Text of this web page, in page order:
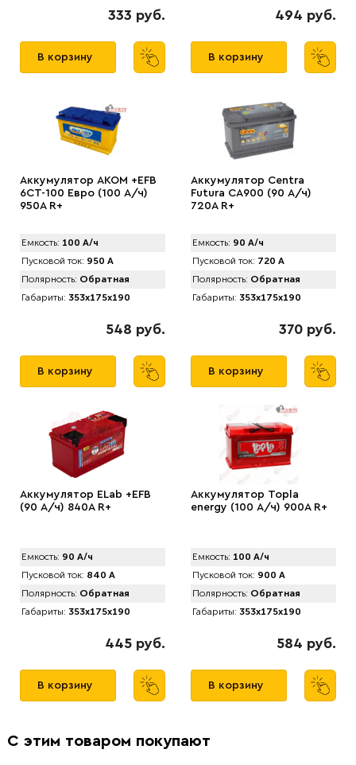
333 руб.
В корзину
494 руб.
В корзину
Аккумулятор AКОМ +EFB
6CT-100 Евро (100 А/ч)
950А R+
Емкость: 100 А/ч
Пусковой ток: 950 А
Полярность: Обратная
Габариты: 353x175x190
548 руб.
В корзину
Аккумулятор Centra
Futura CA900 (90 А/ч)
720А R+
Емкость: 90 А/ч
Пусковой ток: 720 А
Полярность: Обратная
Габариты: 353x175x190
370 руб.
В корзину
Аккумулятор ELab +EFB
(90 А/ч) 840A R+
Емкость: 90 А/ч
Пусковой ток: 840 А
Полярность: Обратная
Габариты: 353x175x190
445 руб.
В корзину
Аккумулятор Topla
energy (100 А/ч) 900А R+
Емкость: 100 А/ч
Пусковой ток: 900 А
Полярность: Обратная
Габариты: 353x175x190
584 руб.
В корзину
С этим товаром покупают